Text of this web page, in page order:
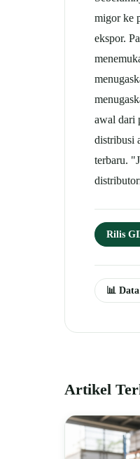
migor ke
ekspor.
awal dari
distribusi
terbaru.
Rilis
📊
Artikel